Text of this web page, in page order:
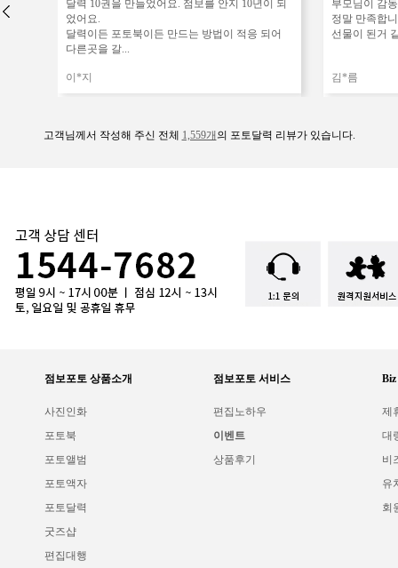
고객님께서 작성해 주신 전체 1,559개 의 포토달력 리뷰가 있습니다.
점보포토 상품소개 점보포토 서비스
사진인화 편집노하우
제
포토북
이벤트
대
포토앨범
상품후기
비
포토액자
유
포토달력
회
굿즈샵
편집대행